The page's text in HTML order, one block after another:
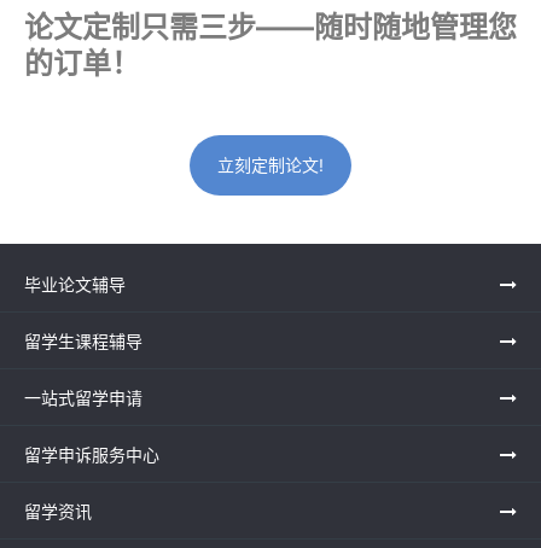
论文定制只需三步——随时随地管理您
的订单！
立刻定制论文!
毕业论文辅导
留学生课程辅导
一站式留学申请
留学申诉服务中心
留学资讯